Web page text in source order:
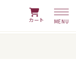
カート